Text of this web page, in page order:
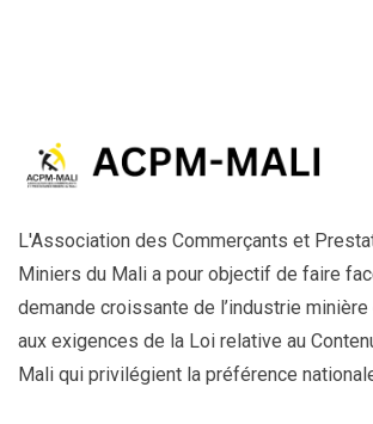
L'Association des Commerçants et
Miniers du Mali a pour objectif de faire
demande croissante de l’industrie
aux exigences de la Loi relative au
Mali qui privilégient la préférence